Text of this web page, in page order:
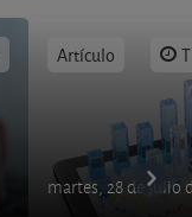
Artículo
martes, 28 de julio